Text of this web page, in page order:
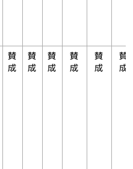
賛
成
賛
成
賛
成
賛
成
賛
成
賛
成